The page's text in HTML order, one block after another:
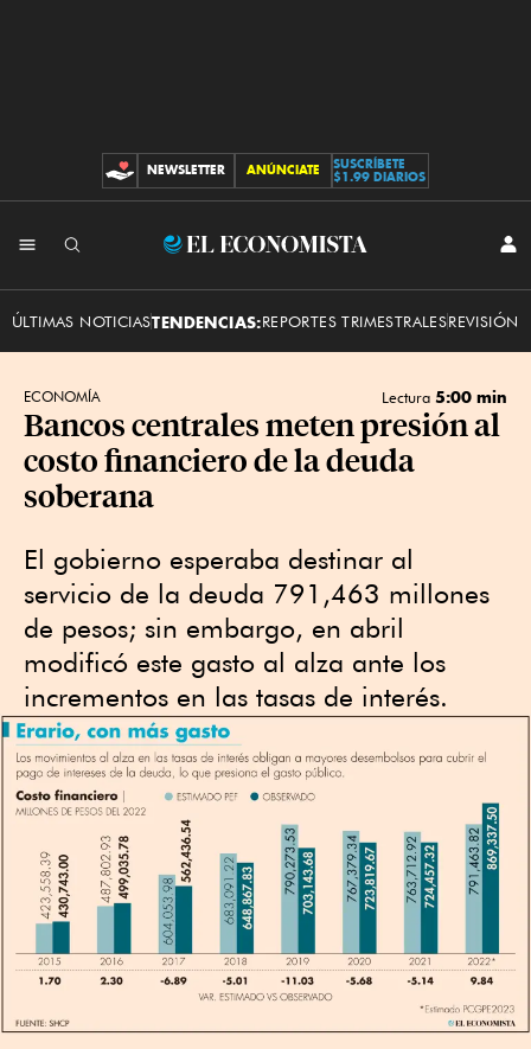
CONTRIBUCIONES
NEWSLETTER ANÚNCIATE
SUSCRÍBETE
$1.99 DIARIOS
El
ÚLTIMAS NOTICIASTENDENCIAS:REPORTES TRIMESTRALESREVISIÓN
ECONOMÍA Lectura 5:00 min
Bancos centrales meten presión al
costo financiero de la deuda
soberana
El gobierno esperaba destinar al
servicio de la deuda 791,463 millones
de pesos; sin embargo, en abril
modificó este gasto al alza ante los
incrementos en las tasas de interés.